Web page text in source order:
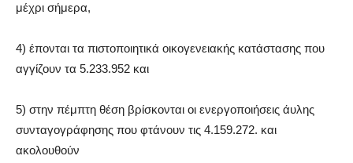
μέχρι σήμερα,
4) έπονται τα πιστοποιητικά οικογενειακής κατάστασης που
αγγίζουν τα 5.233.952 και
5) στην πέμπτη θέση βρίσκονται οι ενεργοποιήσεις άυλης
συνταγογράφησης που φτάνουν τις 4.159.272. και
ακολουθούν